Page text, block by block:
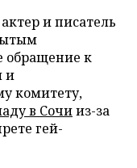
и писатель
обращение к
и
комитету,
в Сочииз-за
гей-